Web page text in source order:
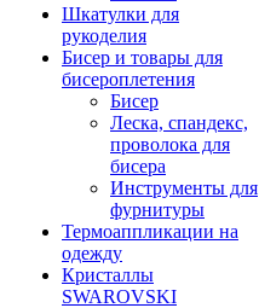
Шкатулки для
рукоделия
Бисер и товары для
бисероплетения
Бисер
Леска, спандекс,
проволока для
бисера
Инструменты для
фурнитуры
Термоаппликации на
одежду
Кристаллы
SWAROVSKI